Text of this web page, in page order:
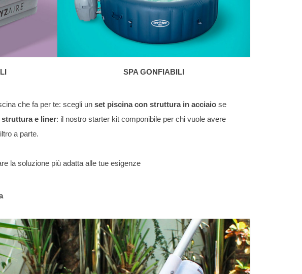
SPA GONFIABILI
che fa per te: scegli un set piscina con struttura in acciaio se
struttura e liner: il nostro starter kit componibile per chi vuole avere
a parte.
la soluzione più adatta alle tue esigenze